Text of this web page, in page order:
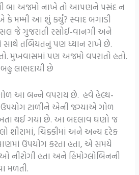
બા અજમો નાખે તો આપણને પસંદ ન
મમ્મી આ શું કર્યું? સ્વાદ બગાડી
જે ગુજરાતી રસોઈ-વાનગી અને
સાથે તબિયતનું પણ ધ્યાન રાખે છે.
મુખવાસમાં પણ અજમો વપરાતો હતો.
લાભદાયી છે
આ બન્ને વપરાય છે. હવે હેલ્થ-
ઉપયોગ ટાળીને એની જગ્યાએ ગોળ
થઈ ગયા છે. આ બદલાવ ઘણો જ
શીરામાં, ચિક્કીમાં અને અન્ય દરેક
ઉપયોગ કરતા હતા, એ સમયે
નીરોગી હતા અને હિમોગ્લોબિનની
મળતી.